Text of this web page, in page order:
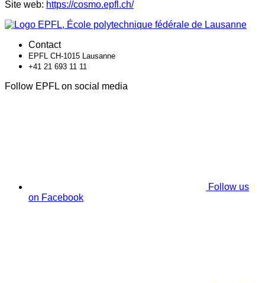
Site web: https://cosmo.epfl.ch/
Contact
EPFL CH-1015 Lausanne
+41 21 693 11 11
Follow EPFL on social media
Follow us
on Facebook